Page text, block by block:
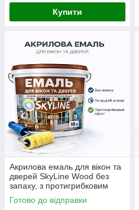
Купити
Акрилова емаль для вікон та
дверей SkyLine Wood без
запаху, з протигрибковим
ефектом, біла, 10 л
Готово до відправки